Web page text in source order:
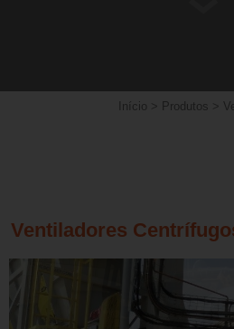
Início > Produtos >
Ventiladores